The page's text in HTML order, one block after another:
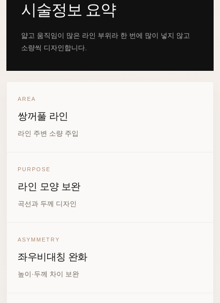
시술정보 요약
얇고 움직임이 많은 라인 부위라 한 번에 많이 넣지 않고
소량씩 디자인합니다.
AREA
쌍꺼풀 라인
라인 주변 소량 주입
PURPOSE
라인 모양 보완
곡선과 두께 디자인
ASYMMETRY
좌우비대칭 완화
높이·두께 차이 보완